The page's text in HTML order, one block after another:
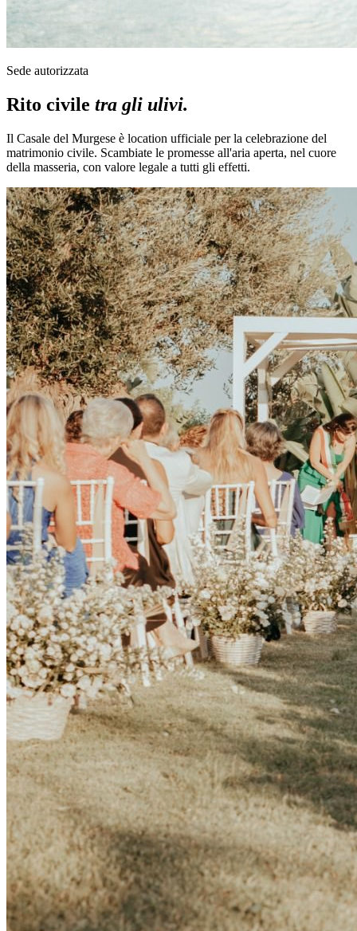
Sede autorizzata
Rito civile tra gli ulivi.
Il Casale del Murgese è location ufficiale per la celebrazione del
matrimonio civile. Scambiate le promesse all'aria aperta, nel cuore
della masseria, con valore legale a tutti gli effetti.